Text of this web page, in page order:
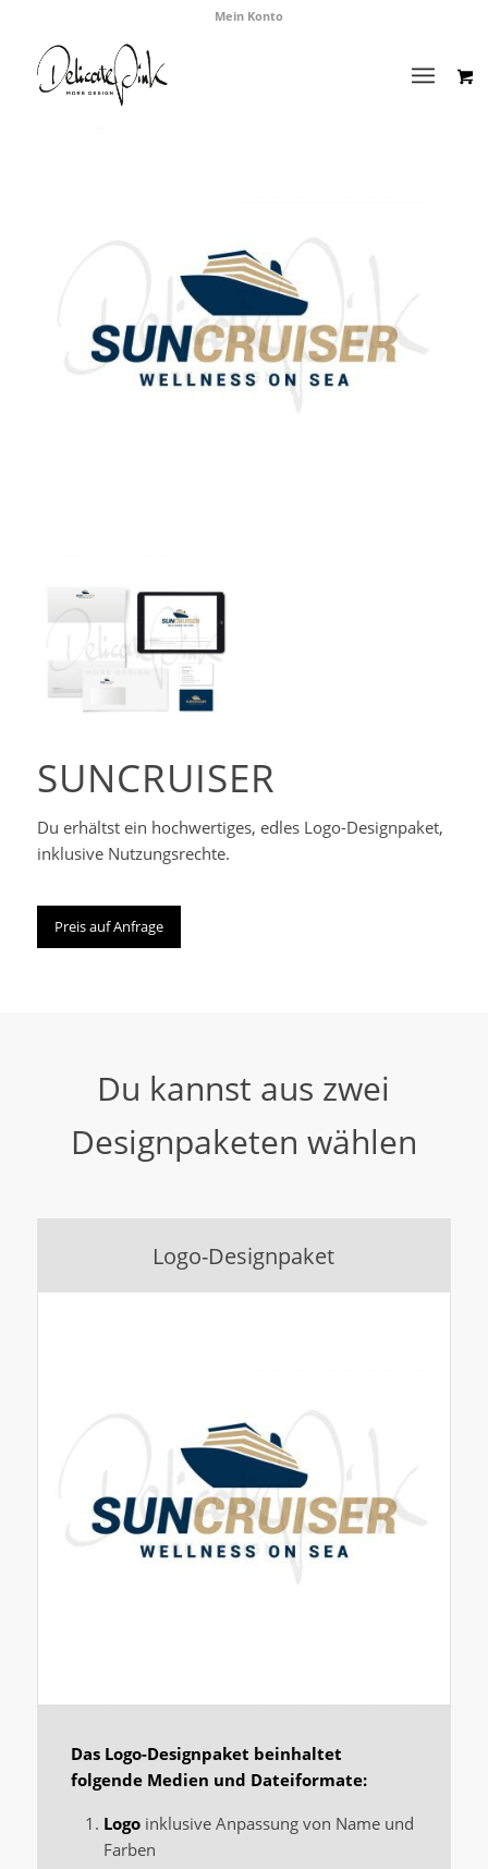
Mein Konto
Corporate-
Designpaket
SUNCRUISER
Du erhältst ein hochwertiges, edles Logo-Designpaket,
inklusive Nutzungsrechte.
Preis auf Anfrage
Du kannst aus zwei
Designpaketen wählen
Logo-Designpaket
Das Logo-Designpaket beinhaltet
folgende Medien und Dateiformate:
Logo inklusive Anpassung von Name und
Farben